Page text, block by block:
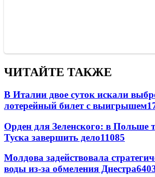
ЧИТАЙТЕ ТАКЖЕ
В Италии двое суток искали
лотерейный билет с выигрышем
Орден для Зеленского: в Польше
Туска завершить дело11085
Молдова задействовала
воды из-за обмеления Днестра